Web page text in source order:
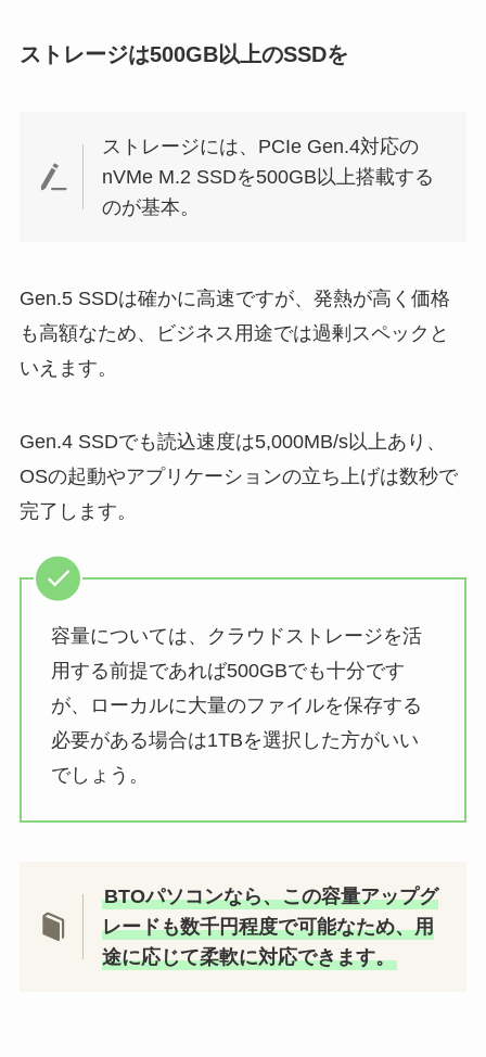
ストレージは500GB以上のSSDを
ストレージには、PCIe Gen.4対応の
nVMe M.2 SSDを500GB以上搭載する
のが基本。
Gen.5 SSDは確かに高速ですが、発熱が高く価格
も高額なため、ビジネス用途では過剰スペックと
いえます。
Gen.4 SSDでも読込速度は5,000MB/s以上あり、
OSの起動やアプリケーションの立ち上げは数秒で
完了します。
容量については、クラウドストレージを活
用する前提であれば500GBでも十分です
が、ローカルに大量のファイルを保存する
必要がある場合は1TBを選択した方がいい
でしょう。
BTOパソコンなら、この容量アップグ
レードも数千円程度で可能なため、用
途に応じて柔軟に対応できます。